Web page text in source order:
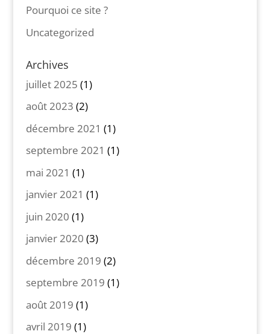
Pourquoi ce site ?
Uncategorized
Archives
juillet 2025 (1)
août 2023 (2)
décembre 2021 (1)
septembre 2021 (1)
mai 2021 (1)
janvier 2021 (1)
juin 2020 (1)
janvier 2020 (3)
décembre 2019 (2)
septembre 2019 (1)
août 2019 (1)
avril 2019 (1)